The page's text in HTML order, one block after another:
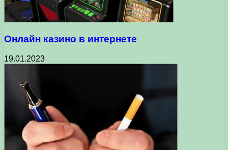
Онлайн казино в интернете
19.01.2023